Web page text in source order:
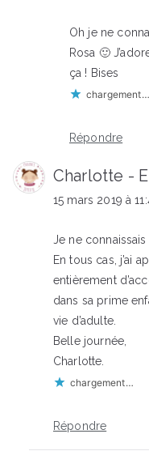
Oh je ne
Rosa 🙂
ça ! Bises
chargement…
Répondre
Charlotte -
15 mars 2019 à
Je ne
En tous cas, j’ai
entièrement
dans sa prime
vie d’adulte.
Belle journée,
Charlotte.
chargement…
Répondre